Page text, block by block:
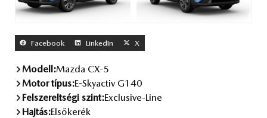
Facebook LinkedIn X
Modell:Mazda CX-5
Motor típus:E-Skyactiv G140
Felszereltségi szint:Exclusive-Line
Hajtás:Elsőkerék